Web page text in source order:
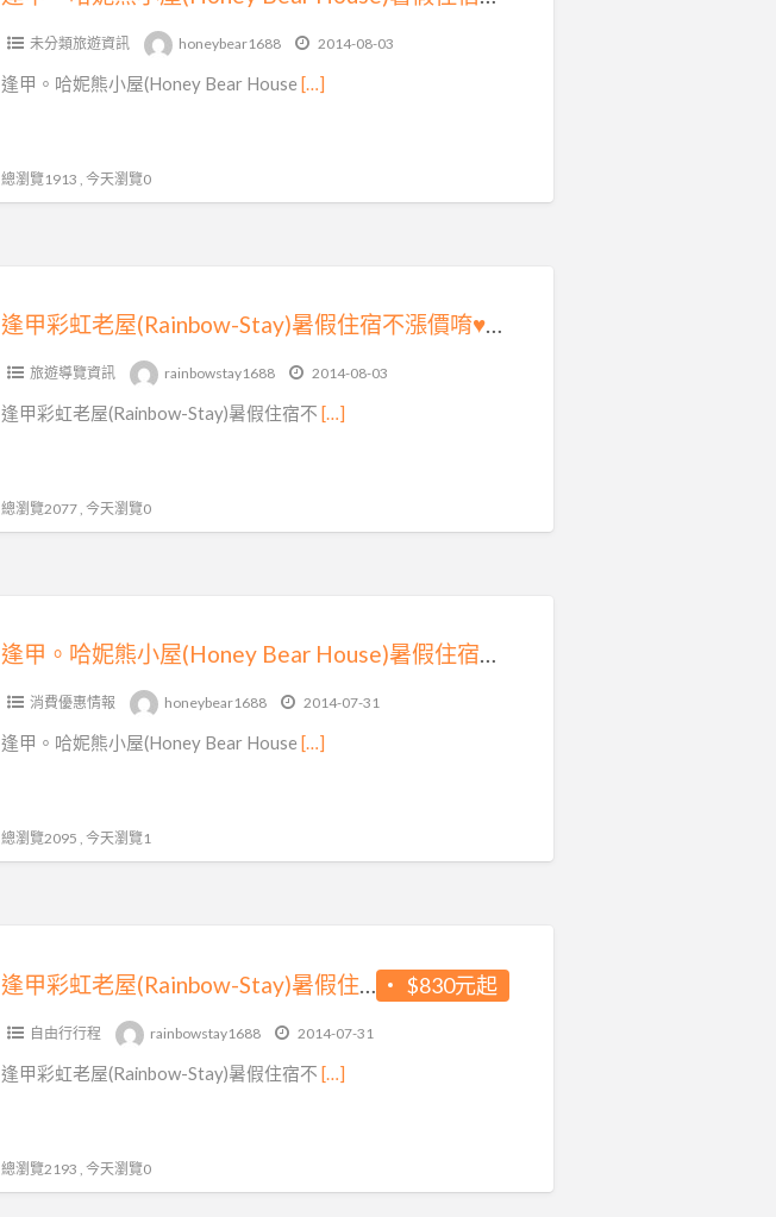
未分類旅遊資訊 honeybear1688 2014-08-03
逢甲。哈妮熊小屋(Honey Bear House […]
總瀏覽1913 , 今天瀏覽0
逢甲彩虹老屋(Rainbow-Stay)暑假住宿不漲價唷♥揪咪…且加人不加價~機車趴趴GO好划算~繽紛房間好夢幻
旅遊導覽資訊 rainbowstay1688 2014-08-03
逢甲彩虹老屋(Rainbow-Stay)暑假住宿不 […]
總瀏覽2077 , 今天瀏覽0
逢甲。哈妮熊小屋(Honey Bear House)暑假住宿不漲價♥加人不加價~騎乘機車追風去~房間款式好夢幻
消費優惠情報 honeybear1688 2014-07-31
逢甲。哈妮熊小屋(Honey Bear House […]
總瀏覽2095 , 今天瀏覽1
$830元起
自由行行程 rainbowstay1688 2014-07-31
逢甲彩虹老屋(Rainbow-Stay)暑假住宿不 […]
總瀏覽2193 , 今天瀏覽0